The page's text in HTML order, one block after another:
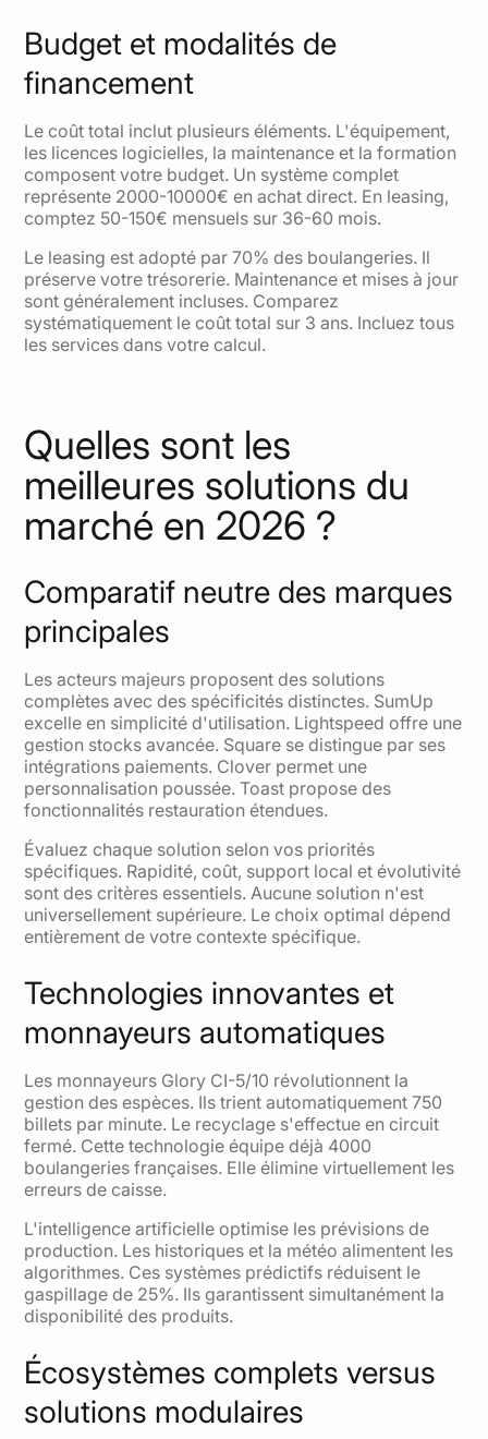
Budget et modalités de
financement
Le coût total inclut plusieurs éléments. L'équipement,
les licences logicielles, la maintenance et la formation
composent votre budget. Un système complet
représente 2000-10000€ en achat direct. En leasing,
comptez 50-150€ mensuels sur 36-60 mois.
Le leasing est adopté par 70% des boulangeries. Il
préserve votre trésorerie. Maintenance et mises à jour
sont généralement incluses. Comparez
systématiquement le coût total sur 3 ans. Incluez tous
les services dans votre calcul.
Quelles sont les
meilleures solutions du
marché en 2026 ?
Comparatif neutre des marques
principales
Les acteurs majeurs proposent des solutions
complètes avec des spécificités distinctes. SumUp
excelle en simplicité d'utilisation. Lightspeed offre une
gestion stocks avancée. Square se distingue par ses
intégrations paiements. Clover permet une
personnalisation poussée. Toast propose des
fonctionnalités restauration étendues.
Évaluez chaque solution selon vos priorités
spécifiques. Rapidité, coût, support local et évolutivité
sont des critères essentiels. Aucune solution n'est
universellement supérieure. Le choix optimal dépend
entièrement de votre contexte spécifique.
Technologies innovantes et
monnayeurs automatiques
Les monnayeurs Glory CI-5/10 révolutionnent la
gestion des espèces. Ils trient automatiquement 750
billets par minute. Le recyclage s'effectue en circuit
fermé. Cette technologie équipe déjà 4000
boulangeries françaises. Elle élimine virtuellement les
erreurs de caisse.
L'intelligence artificielle optimise les prévisions de
production. Les historiques et la météo alimentent les
algorithmes. Ces systèmes prédictifs réduisent le
gaspillage de 25%. Ils garantissent simultanément la
disponibilité des produits.
Écosystèmes complets versus
solutions modulaires